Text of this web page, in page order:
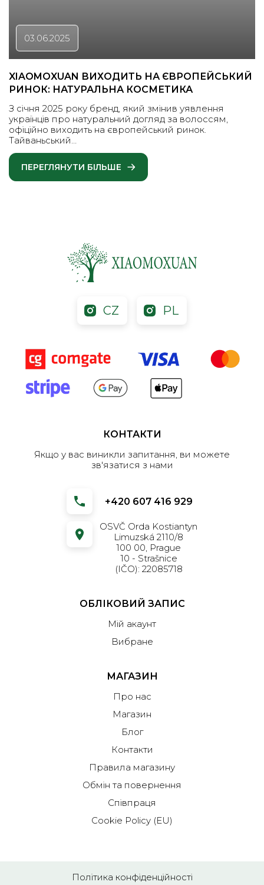
03.06.2025
XIAOMOXUAN ВИХОДИТЬ НА ЄВРОПЕЙСЬКИЙ
РИНОК: НАТУРАЛЬНА КОСМЕТИКА
З січня 2025 року бренд, який змінив уявлення
українців про натуральний догляд за волоссям,
офіційно виходить на європейський ринок.
Тайваньський…
ПЕРЕГЛЯНУТИ БІЛЬШЕ
CZ PL
КОНТАКТИ
Якщо у вас виникли запитання, ви можете
зв'язатися з нами
+420 607 416 929
OSVČ Orda Kostiantyn
Limuzská 2110/8
100 00, Prague
10 - Strašnice
(IČO): 22085718
ОБЛІКОВИЙ ЗАПИС
Мій акаунт
Вибране
МАГАЗИН
Про нас
Магазин
Блог
Контакти
Правила магазину
Обмін та повернення
Співпраця
Cookie Policy (EU)
Політика конфіденційності